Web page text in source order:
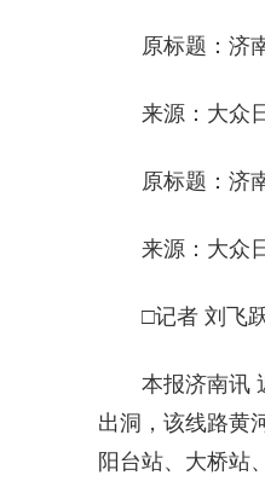
原标题：济
来源：大众
原标题：济
来源：大众
□记者 刘飞
本报济南讯
出洞，该线路黄
阳台站、大桥站